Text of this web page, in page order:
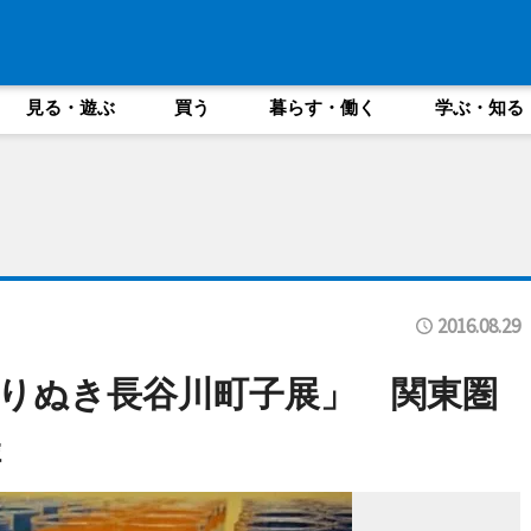
見る・遊ぶ 買う 暮らす・働く 学ぶ・知る
2016.08.29
ぬき長谷川町子展」 関東圏